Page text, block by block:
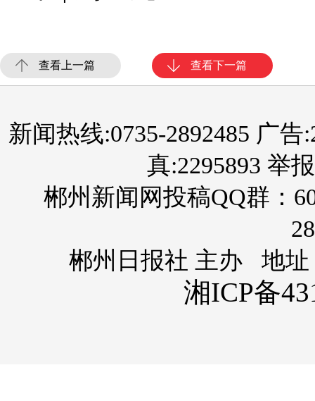
查看上一篇 查看下一篇
新闻热线:0735-2892485 广告
真:2295893 举
郴州新闻网投稿QQ群：
郴州日报社 主办 地址
湘ICP备